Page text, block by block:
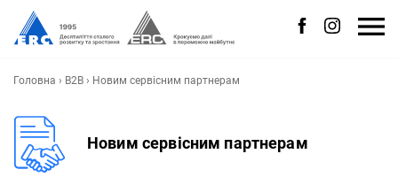
Головна › B2B › Новим сервісним партнерам
Новим сервісним партнерам